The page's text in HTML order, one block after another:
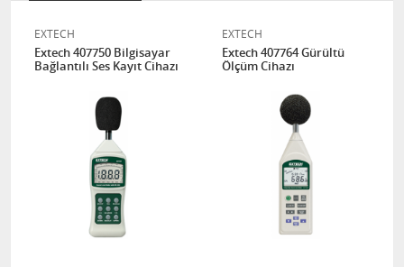
EXTECH
Extech 407750 Bilgisayar
Bağlantılı Ses Kayıt Cihazı
EXTECH
Extech 407764 Gürültü
Ölçüm Cihazı